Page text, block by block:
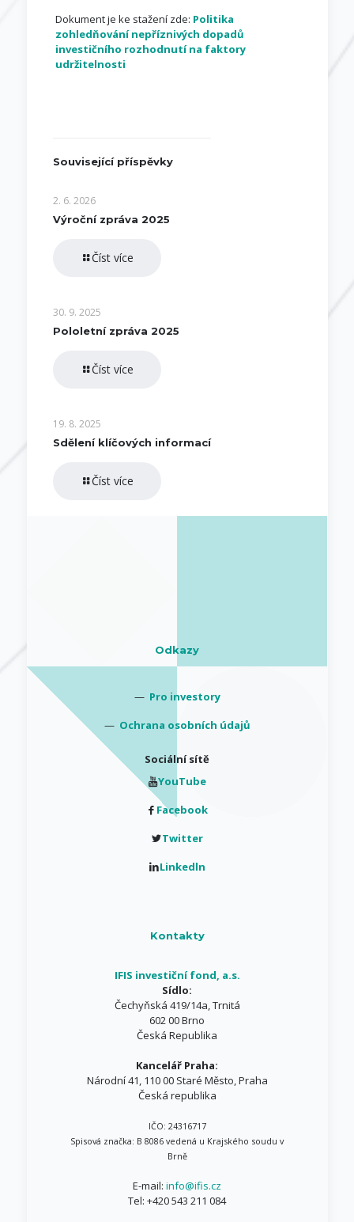
Dokument je ke stažení zde: Politika
zohledňování nepříznivých dopadů
investičního rozhodnutí na faktory
udržitelnosti
Související příspěvky
2. 6. 2026
Výroční zpráva 2025
Číst více
30. 9. 2025
Pololetní zpráva 2025
Číst více
19. 8. 2025
Sdělení klíčových informací
Číst více
Odkazy
— Pro investory
— Ochrana osobních údajů
Sociální sítě
YouTube
Facebook
Twitter
Linkedln
Kontakty
IFIS investiční fond, a.s.
Sídlo:
Čechyňská 419/14a, Trnitá
602 00 Brno
Česká Republika
Kancelář Praha:
Národní 41, 110 00 Staré Město, Praha
Česká republika
IČO: 24316717
Spisová značka: B 8086 vedená u Krajského soudu v
Brně
E-mail: info@ifis.cz
Tel: +420 543 211 084